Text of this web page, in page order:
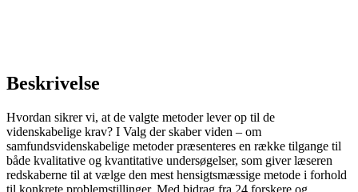
Beskrivelse
Hvordan sikrer vi, at de valgte metoder lever op til de
videnskabelige krav? I Valg der skaber viden – om
samfundsvidenskabelige metoder præsenteres en række tilgange til
både kvalitative og kvantitative undersøgelser, som giver læseren
redskaberne til at vælge den mest hensigtsmæssige metode i forhold
til konkrete problemstillinger. Med bidrag fra 24 forskere og